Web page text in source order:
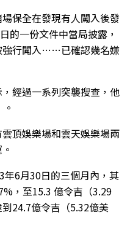
保全在發現有人闖入後發
的一份文件中當局披露，
強行闖入……已確認幾名嫌
經過一系列突襲搜查，他
頂娛樂場和雲天娛樂場兩
6月30日的三個月內，其
，至15.3 億令吉（3.29
24.7億令吉（5.32億美